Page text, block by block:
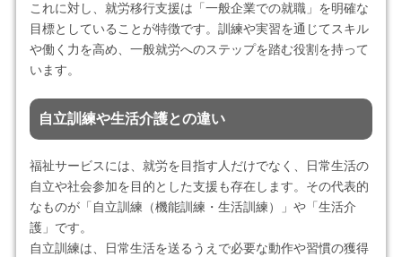
これに対し、就労移行支援は「一般企業での就職」を明確な
目標としていることが特徴です。訓練や実習を通じてスキル
や働く力を高め、一般就労へのステップを踏む役割を持って
います。
自立訓練や生活介護との違い
福祉サービスには、就労を目指す人だけでなく、日常生活の
自立や社会参加を目的とした支援も存在します。その代表的
なものが「自立訓練（機能訓練・生活訓練）」や「生活介
護」です。
自立訓練は、日常生活を送るうえで必要な動作や習慣の獲得